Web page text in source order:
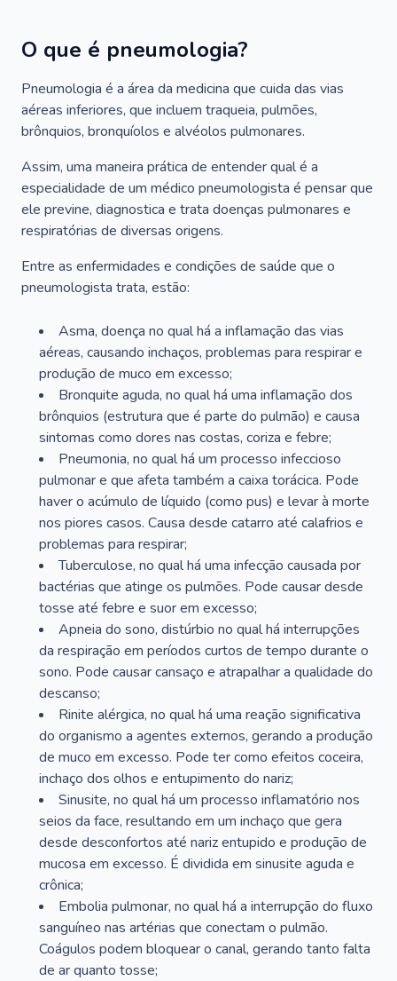
O que é pneumologia?
Pneumologia é a área da medicina que cuida das vias
aéreas inferiores, que incluem traqueia, pulmões,
brônquios, bronquíolos e alvéolos pulmonares.
Assim, uma maneira prática de entender qual é a
especialidade de um médico pneumologista é pensar que
ele previne, diagnostica e trata doenças pulmonares e
respiratórias de diversas origens.
Entre as enfermidades e condições de saúde que o
pneumologista trata, estão:
Asma, doença no qual há a inflamação das vias
aéreas, causando inchaços, problemas para respirar e
produção de muco em excesso;
Bronquite aguda, no qual há uma inflamação dos
brônquios (estrutura que é parte do pulmão) e causa
sintomas como dores nas costas, coriza e febre;
Pneumonia, no qual há um processo infeccioso
pulmonar e que afeta também a caixa torácica. Pode
haver o acúmulo de líquido (como pus) e levar à morte
nos piores casos. Causa desde catarro até calafrios e
problemas para respirar;
Tuberculose, no qual há uma infecção causada por
bactérias que atinge os pulmões. Pode causar desde
tosse até febre e suor em excesso;
Apneia do sono, distúrbio no qual há interrupções
da respiração em períodos curtos de tempo durante o
sono. Pode causar cansaço e atrapalhar a qualidade do
descanso;
Rinite alérgica, no qual há uma reação significativa
do organismo a agentes externos, gerando a produção
de muco em excesso. Pode ter como efeitos coceira,
inchaço dos olhos e entupimento do nariz;
Sinusite, no qual há um processo inflamatório nos
seios da face, resultando em um inchaço que gera
desde desconfortos até nariz entupido e produção de
mucosa em excesso. É dividida em sinusite aguda e
crônica;
Embolia pulmonar, no qual há a interrupção do fluxo
sanguíneo nas artérias que conectam o pulmão.
Coágulos podem bloquear o canal, gerando tanto falta
de ar quanto tosse;